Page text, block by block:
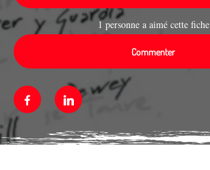
1 personne a aimé cette fiche
Commenter
FacebookLinkedin